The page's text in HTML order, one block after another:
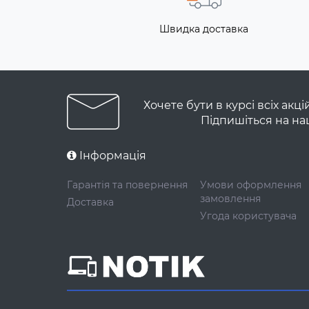
Швидка доставка
Хочете бути в курсі всіх
Підпишіться на
Інформація
Гарантія та повернення
Доставка
Умови оформлення
замовлення
Угода користувача